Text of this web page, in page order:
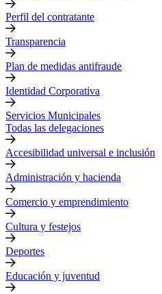
Perfil del contratante
Transparencia
Plan de medidas antifraude
Identidad Corporativa
Servicios Municipales
Todas las delegaciones
Accesibilidad universal e inclusión
Administración y hacienda
Comercio y emprendimiento
Cultura y festejos
Deportes
Educación y juventud